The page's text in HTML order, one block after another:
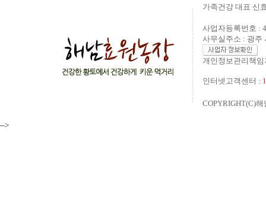
가족건강 대표 신
사업자등록번호 :
사무실주소 : 광주
개인정보관리책
인터넷고객센터 :
COPYRIGHT(C)
-->